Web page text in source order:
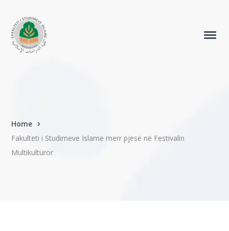
Home
Fakulteti i Studimeve Islame merr pjesë në Festivalin
Multikulturor